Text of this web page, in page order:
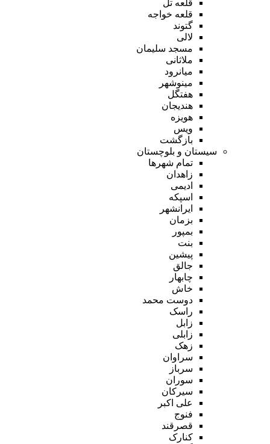
قلعه تل
قلعه خواجه
گتوند
لالی
مسجد سلیمان
ملاثانی
میانرود
مینوشهر
هفتگل
هندیجان
هویزه
ویس
بازگشت
سیستان و بلوچستان
تمام شهر‌ها
زاهدان
ادیمی
اسپکه
ایرانشهر
بزمان
بمپور
بنت
پیشین
جالق
چابهار
خاش
دوست محمد
راسک
زابل
زابلی
زهک
سراوان
سرباز
سوران
سیرکان
علی اکبر
فنوج
قصرقند
کنارک